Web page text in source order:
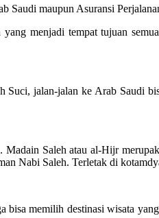
Saudi maupun Asuransi
menjadi tempat tujuan
jalan-jalan ke Arab Saudi
Saleh atau al-Hijr
Nabi Saleh. Terletak di
memilih destinasi wisata